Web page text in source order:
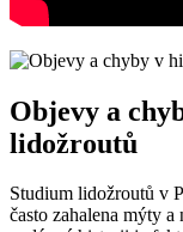
Objevy a
lidožroutů
Studium lidožroutů v
často⁤ zahalena ⁤mýty